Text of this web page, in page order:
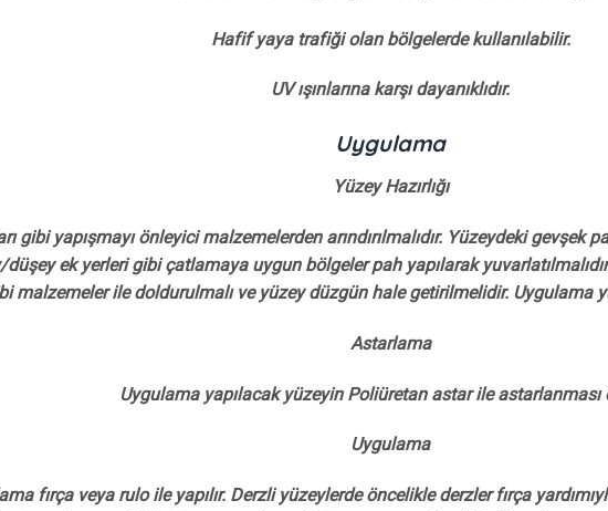
Hafif yaya trafiği olan bölgelerde kullanılabilir.
UV ışınlarına karşı dayanıklıdır.
Uygulama
Yüzey Hazırlığı
gibi yapışmayı önleyici malzemelerden arındırılmalıdır. Yüzeydeki
ek yerleri gibi çatlamaya uygun bölgeler pah yapılarak
malzemeler ile doldurulmalı ve yüzey düzgün hale getirilmelidir. Uygulama
Astarlama
Uygulama yapılacak yüzeyin Poliüretan astar ile astarlanması
Uygulama
fırça veya rulo ile yapılır. Derzli yüzeylerde öncelikle derzler fırça